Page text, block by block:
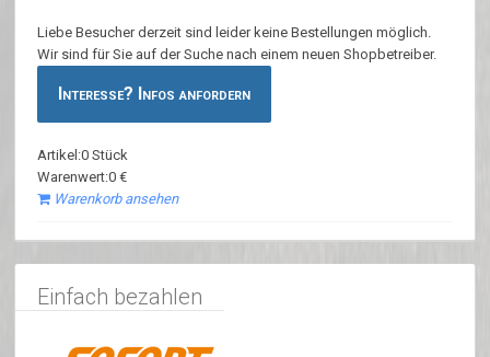
Liebe Besucher derzeit sind leider keine Bestellungen möglich.
Wir sind für Sie auf der Suche nach einem neuen Shopbetreiber.
Interesse? Infos anfordern
Artikel:0 Stück
Warenwert:0 €
Warenkorb ansehen
Einfach bezahlen